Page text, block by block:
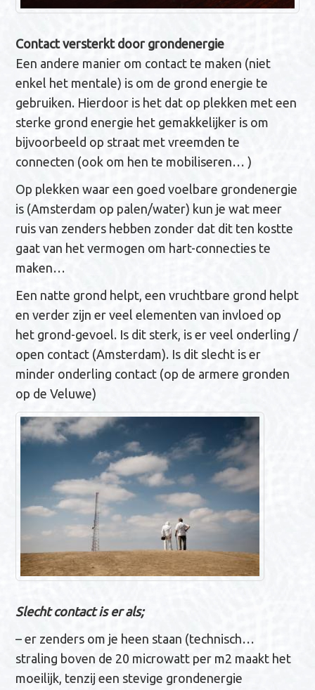
Contact versterkt door grondenergie
Een andere manier om contact te maken (niet
enkel het mentale) is om de grond energie te
gebruiken. Hierdoor is het dat op plekken met een
sterke grond energie het gemakkelijker is om
bijvoorbeeld op straat met vreemden te
connecten (ook om hen te mobiliseren… )
Op plekken waar een goed voelbare grondenergie
is (Amsterdam op palen/water) kun je wat meer
ruis van zenders hebben zonder dat dit ten kostte
gaat van het vermogen om hart-connecties te
maken…
Een natte grond helpt, een vruchtbare grond helpt
en verder zijn er veel elementen van invloed op
het grond-gevoel. Is dit sterk, is er veel onderling /
open contact (Amsterdam). Is dit slecht is er
minder onderling contact (op de armere gronden
op de Veluwe)
Slecht contact is er als;
– er zenders om je heen staan (technisch…
straling boven de 20 microwatt per m2 maakt het
moeilijk, tenzij een stevige grondenergie